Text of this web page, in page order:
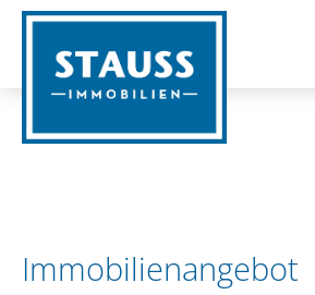
Immobilien­angebot